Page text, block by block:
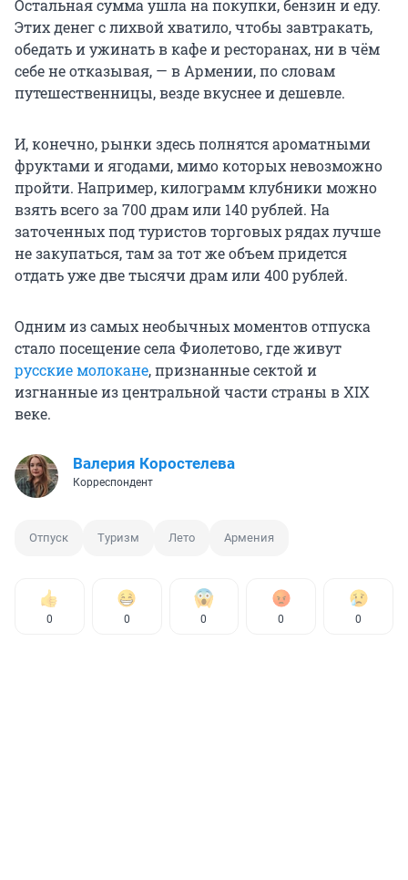
Остальная сумма ушла на покупки, бензин и еду.
Этих денег с лихвой хватило, чтобы завтракать,
обедать и ужинать в кафе и ресторанах, ни в чём
себе не отказывая, — в Армении, по словам
путешественницы, везде вкуснее и дешевле.
И, конечно, рынки здесь полнятся ароматными
фруктами и ягодами, мимо которых невозможно
пройти. Например, килограмм клубники можно
взять всего за 700 драм или 140 рублей. На
заточенных под туристов торговых рядах лучше
не закупаться, там за тот же объем придется
отдать уже две тысячи драм или 400 рублей.
Одним из самых необычных моментов отпуска
стало посещение села Фиолетово, где живут
русские молокане, признанные сектой и
изгнанные из центральной части страны в XIX
веке.
Валерия Коростелева
Корреспондент
Отпуск Туризм Лето Армения
0 0 0 0 0